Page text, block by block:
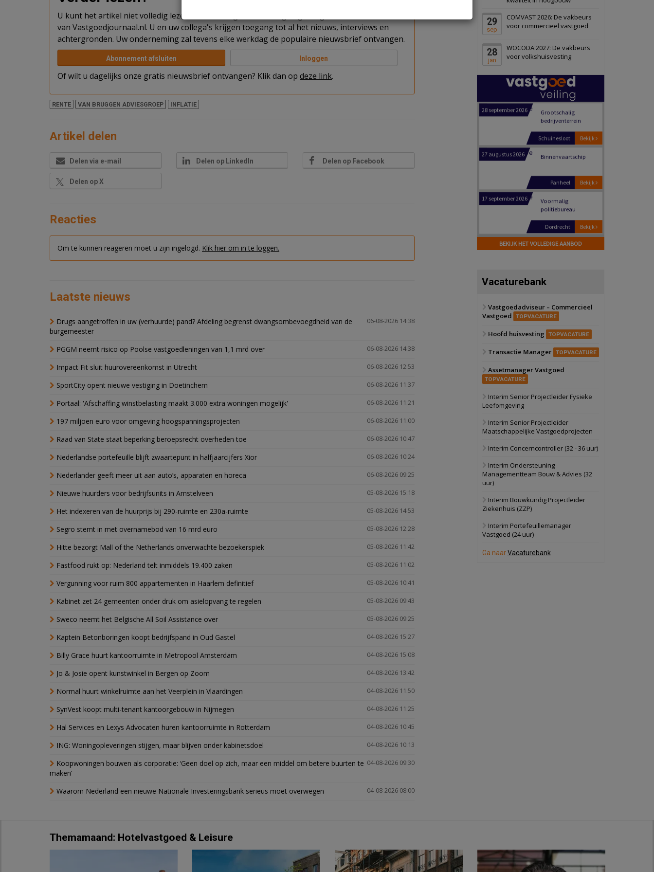
U kunt het artikel niet volledig lezen omdat u nog niet bent ingelogd. Log in of word abonnee
van Vastgoedjournaal.nl. U en uw collega's krijgen toegang tot al het nieuws, interviews en
achtergronden. Uw onderneming zal tevens elke werkdag de populaire nieuwsbrief ontvangen.
Abonnement afsluiten Inloggen
Of wilt u dagelijks onze gratis nieuwsbrief ontvangen? Klik dan op deze link.
RENTE VAN BRUGGEN ADVIESGROEP INFLATIE
Artikel delen
Delen via e-mail Delen op LinkedIn Delen op Facebook
Delen op X
Reacties
Om te kunnen reageren moet u zijn ingelogd. Klik hier om in te loggen.
Laatste nieuws
06-08-2026 14:38
Drugs aangetroffen in uw (verhuurde) pand? Afdeling begrenst dwangsombevoegdheid van de
burgemeester
06-08-2026 14:38
PGGM neemt risico op Poolse vastgoedleningen van 1,1 mrd over
06-08-2026 12:53
Impact Fit sluit huurovereenkomst in Utrecht
06-08-2026 11:37
SportCity opent nieuwe vestiging in Doetinchem
06-08-2026 11:21
Portaal: 'Afschaffing winstbelasting maakt 3.000 extra woningen mogelijk'
06-08-2026 11:00
197 miljoen euro voor omgeving hoogspanningsprojecten
06-08-2026 10:47
Raad van State staat beperking beroepsrecht overheden toe
06-08-2026 10:24
Nederlandse portefeuille blijft zwaartepunt in halfjaarcijfers Xior
06-08-2026 09:25
Nederlander geeft meer uit aan auto’s, apparaten en horeca
05-08-2026 15:18
Nieuwe huurders voor bedrijfsunits in Amstelveen
05-08-2026 14:53
Het indexeren van de huurprijs bij 290-ruimte en 230a-ruimte
05-08-2026 12:28
Segro stemt in met overnamebod van 16 mrd euro
05-08-2026 11:42
Hitte bezorgt Mall of the Netherlands onverwachte bezoekerspiek
05-08-2026 11:02
Fastfood rukt op: Nederland telt inmiddels 19.400 zaken
05-08-2026 10:41
Vergunning voor ruim 800 appartementen in Haarlem definitief
05-08-2026 09:43
Kabinet zet 24 gemeenten onder druk om asielopvang te regelen
05-08-2026 09:25
Sweco neemt het Belgische All Soil Assistance over
04-08-2026 15:27
Kaptein Betonboringen koopt bedrijfspand in Oud Gastel
04-08-2026 15:08
Billy Grace huurt kantoorruimte in Metropool Amsterdam
04-08-2026 13:42
Jo & Josie opent kunstwinkel in Bergen op Zoom
04-08-2026 11:50
Normal huurt winkelruimte aan het Veerplein in Vlaardingen
04-08-2026 11:25
SynVest koopt multi-tenant kantoorgebouw in Nijmegen
04-08-2026 10:45
Hal Services en Lexys Advocaten huren kantoorruimte in Rotterdam
04-08-2026 10:13
ING: Woningopleveringen stijgen, maar blijven onder kabinetsdoel
04-08-2026 09:30
Koopwoningen bouwen als corporatie: ‘Geen doel op zich, maar een middel om betere buurten te
maken’
04-08-2026 08:00
Waarom Nederland een nieuwe Nationale Investeringsbank serieus moet overwegen
29
sep
COMVAST 2026: De vakbeurs
voor commercieel vastgoed
28
jan
WOCODA 2027: De vakbeurs
voor volkshuisvesting
Schiedam
22 september 2026 Attractiepark
Bekijk
Oranje
28 september 2026
bedrijventerrein
Schuinesloot
27 augustus 2026 Binnenvaartschip
Bekijk
Panheel
17 september 2026
Voormalig
Bekijk
Dordrecht
17 september 2026
Voormalig
politiebureau
Bekijk
Hilversum
17 september 2026
Voormalig
Zwanenburg
6 oktober 2026 Transformatieobject
22 september 2026
28 september 2026
Grootschalig
bedrijventerrein
Bekijk
Schuinesloot
27 augustus 2026 Binnenvaartschip
17 september 2026
17 september 2026
Voormalig
BEKIJK HET VOLLEDIGE AANBOD
Vacaturebank
Vastgoedadviseur – Commercieel
Vastgoed
TOPVACATURE
Hoofd huisvesting TOPVACATURE
Transactie Manager TOPVACATURE
Assetmanager Vastgoed
TOPVACATURE
Interim Senior Projectleider Fysieke
Leefomgeving
Interim Senior Projectleider
Maatschappelijke Vastgoedprojecten
Interim Concerncontroller (32 - 36 uur)
Interim Ondersteuning
Managementteam Bouw & Advies (32
uur)
Interim Bouwkundig Projectleider
Ziekenhuis (ZZP)
Interim Portefeuillemanager
Vastgoed (24 uur)
Ga naarVacaturebank
Themamaand: Hotelvastgoed & Leisure